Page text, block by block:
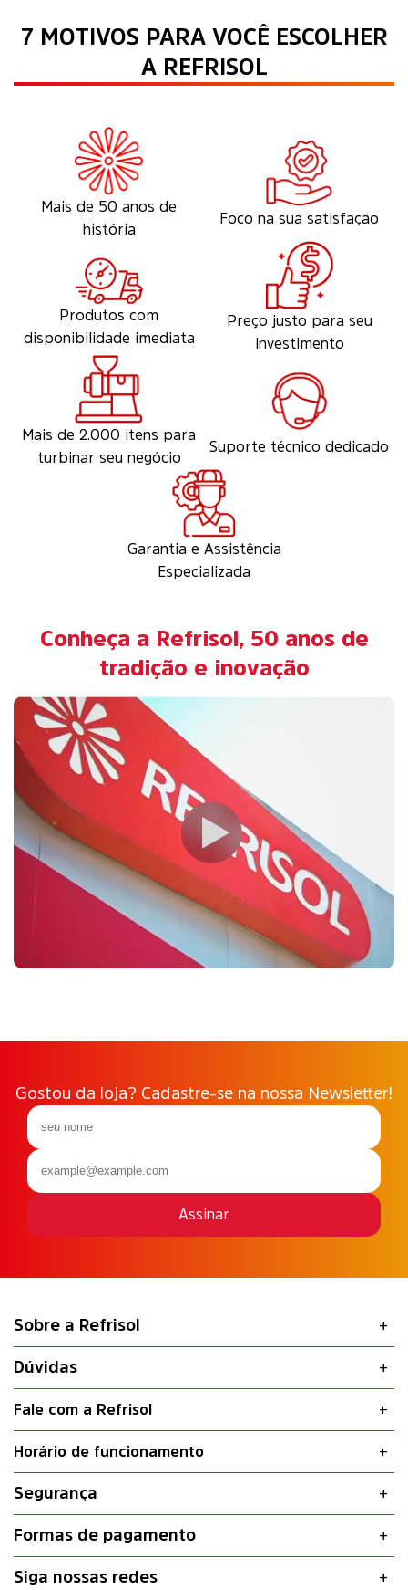
7 MOTIVOS PARA VOCÊ ESCOLHER
A REFRISOL
Mais de 50 anos de
história
Foco na sua satisfação
Produtos com
disponibilidade imediata
Preço justo para seu
investimento
Mais de 2.000 itens para
turbinar seu negócio
Suporte técnico dedicado
Garantia e Assistência
Especializada
Conheça a Refrisol, 50 anos de
tradição e inovação
Gostou da loja? Cadastre-se na nossa Newsletter!
Assinar
Sobre a Refrisol
Dúvidas
Fale com a Refrisol
Horário de funcionamento
Segurança
Formas de pagamento
Siga nossas redes